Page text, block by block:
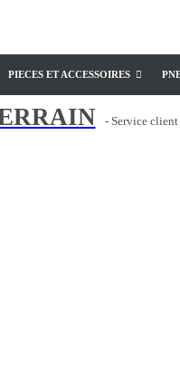
PIECES ET ACCESSOIRES
- Service client